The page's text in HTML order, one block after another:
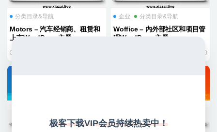
分类目录&导航
Motors – 汽车经销商、租赁和
上市WordPress主题
企业 分类目录&导航
Woffice – 内外部社区和项目管
理WordPress主题
20
极客下载VIP会员持续热卖中！